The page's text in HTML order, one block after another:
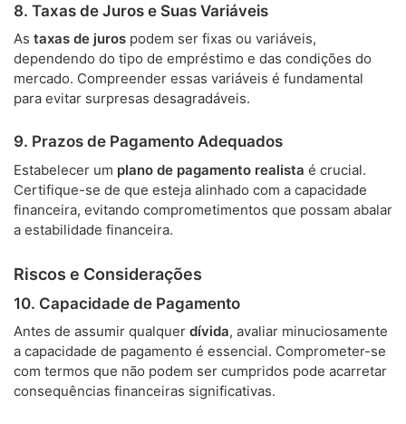
8. Taxas de Juros e Suas Variáveis
As taxas de juros podem ser fixas ou variáveis,
dependendo do tipo de empréstimo e das condições do
mercado. Compreender essas variáveis é fundamental
para evitar surpresas desagradáveis.
9. Prazos de Pagamento Adequados
Estabelecer um plano de pagamento realista é crucial.
Certifique-se de que esteja alinhado com a capacidade
financeira, evitando comprometimentos que possam abalar
a estabilidade financeira.
Riscos e Considerações
10. Capacidade de Pagamento
Antes de assumir qualquer dívida, avaliar minuciosamente
a capacidade de pagamento é essencial. Comprometer-se
com termos que não podem ser cumpridos pode acarretar
consequências financeiras significativas.